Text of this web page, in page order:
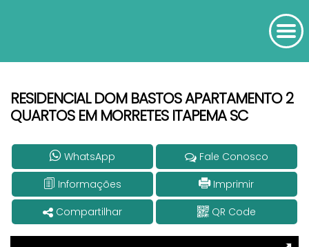
RESIDENCIAL DOM BASTOS APARTAMENTO 2
QUARTOS EM MORRETES ITAPEMA SC
WhatsApp Fale Conosco
Informações Imprimir
Compartilhar QR Code